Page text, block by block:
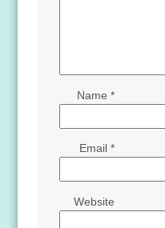
Name *
Email *
Website